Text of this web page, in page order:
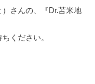
さんの、『Dr.苫米地
ください。